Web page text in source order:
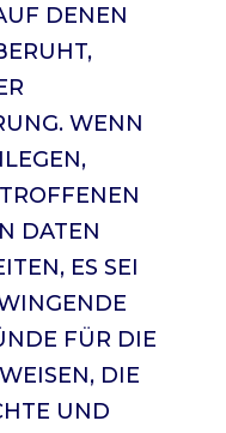
DENEN
WENN
DATEN
ES SEI
FÜR DIE
DIE
UND